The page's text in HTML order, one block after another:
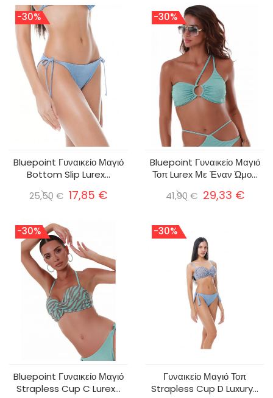
-30%
Bluepoint Γυναικείο Μαγιό
Bottom Slip Lurex...
25,50 € 17,85 €
-30%
Bluepoint Γυναικείο Μαγιό
Τοπ Lurex Με Έναν Ώμο...
41,90 € 29,33 €
-30%
Bluepoint Γυναικείο Μαγιό
Strapless Cup C Lurex...
-30%
Γυναικείο Μαγιό Τοπ
Strapless Cup D Luxury...